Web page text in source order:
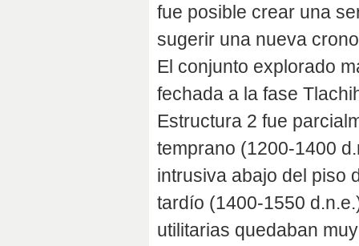
fue posible crear una
sugerir una nueva
El conjunto explorado
fechada a la fase
Estructura 2 fue
temprano (1200-1400
intrusiva abajo del piso
tardío (1400-1550
utilitarias quedaban